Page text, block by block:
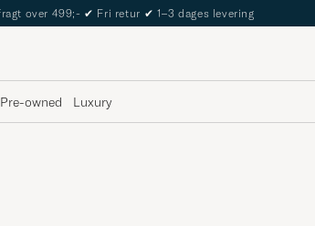
over 499;- ✔ Fri retur ✔ 1–3 dages levering
Pre-owned Luxury